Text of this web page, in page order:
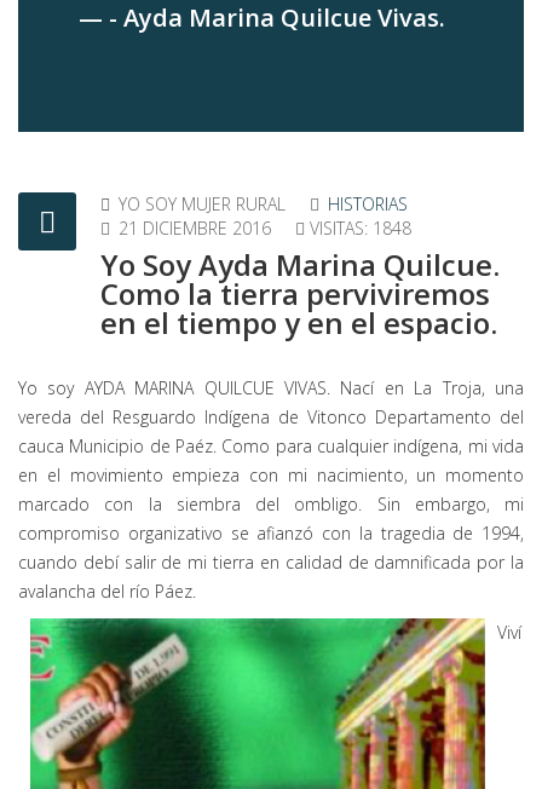
- Ayda Marina Quilcue Vivas.
YO SOY MUJER RURAL
HISTORIAS
21 DICIEMBRE 2016
VISITAS: 1848
Yo Soy Ayda Marina Quilcue.
Como la tierra perviviremos
en el tiempo y en el espacio.
Yo soy AYDA MARINA QUILCUE VIVAS. Nací en La Troja, una
vereda del Resguardo Indígena de Vitonco Departamento del
cauca Municipio de Paéz. Como para cualquier indígena, mi vida
en el movimiento empieza con mi nacimiento, un momento
marcado con la siembra del ombligo. Sin embargo, mi
compromiso organizativo se afianzó con la tragedia de 1994,
cuando debí salir de mi tierra en calidad de damnificada por la
avalancha del río Páez.
Viví